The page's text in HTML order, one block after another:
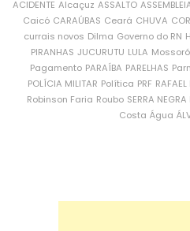
ACIDENTE Alcaçuz ASSALTO
Caicó CARAÚBAS Ceará CHUVA
currais novos Dilma Governo do RN
PIRANHAS JUCURUTU LULA Mossoró
Pagamento PARAÍBA PARELHAS
POLÍCIA MILITAR Política PRF
Robinson Faria Roubo SERRA
Costa Água